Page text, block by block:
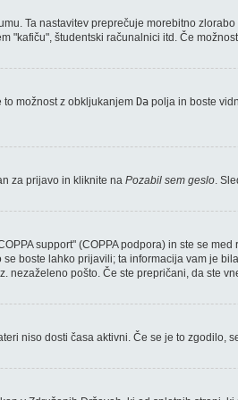
Ta nastavitev preprečuje morebitno
študentski računalnici itd. Če
to možnost z obkljukanjem Da polja in boste
za prijavo in kliknite na Pozabil sem geslo .
support" (COPPA podpora) in ste se
boste lahko prijavili; ta informacija vam je
pošto. Če ste prepričani, da ste
niso dosti časa aktivni. Če se je to zgodilo,